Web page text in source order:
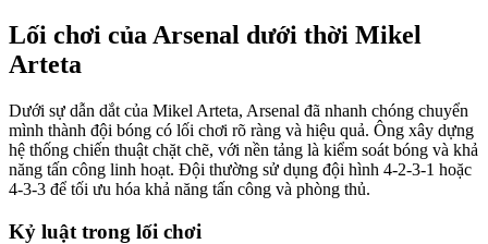
Lối chơi của Arsenal dưới thời Mikel
Arteta
Dưới sự dẫn dắt của Mikel Arteta, Arsenal đã nhanh chóng chuyển
mình thành đội bóng có lối chơi rõ ràng và hiệu quả. Ông xây dựng
hệ thống chiến thuật chặt chẽ, với nền tảng là kiểm soát bóng và khả
năng tấn công linh hoạt. Đội thường sử dụng đội hình 4-2-3-1 hoặc
4-3-3 để tối ưu hóa khả năng tấn công và phòng thủ.
Kỷ luật trong lối chơi